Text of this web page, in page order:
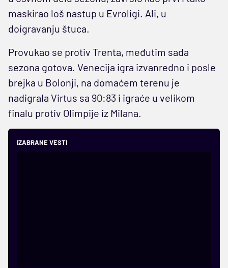
maskirao loš nastup u Evroligi. Ali, u
doigravanju štuca.
Provukao se protiv Trenta, međutim sada
sezona gotova. Venecija igra izvanredno i posle
brejka u Bolonji, na domaćem terenu je
nadigrala Virtus sa 90:83 i igraće u velikom
finalu protiv Olimpije iz Milana.
IZABRANE VESTI